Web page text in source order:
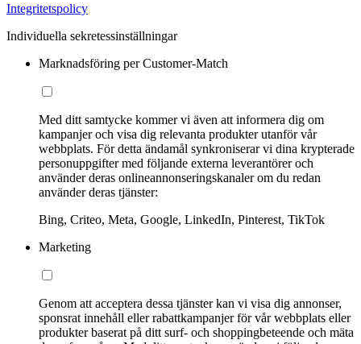
Integritetspolicy
Individuella sekretessinställningar
Marknadsföring per Customer-Match
Med ditt samtycke kommer vi även att informera dig om
kampanjer och visa dig relevanta produkter utanför vår
webbplats. För detta ändamål synkroniserar vi dina krypterade
personuppgifter med följande externa leverantörer och
använder deras onlineannonseringskanaler om du redan
använder deras tjänster:
Bing, Criteo, Meta, Google, LinkedIn, Pinterest, TikTok
Marketing
Genom att acceptera dessa tjänster kan vi visa dig annonser,
sponsrat innehåll eller rabattkampanjer för vår webbplats eller
produkter baserat på ditt surf- och shoppingbeteende och mäta